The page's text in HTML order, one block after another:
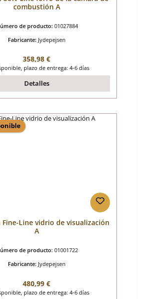
combustión A
de producto: 01027884
Fabricante: Jydepejsen
Precio normal:
358,98 €
plazo de entrega: 4-6 días
Detalles
Fine-Line vidrio de visualización
A
de producto: 01001722
Fabricante: Jydepejsen
Precio normal:
480,99 €
plazo de entrega: 4-6 días